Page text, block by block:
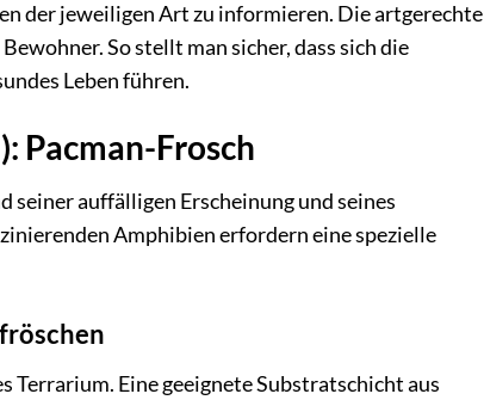
der jeweiligen Art zu informieren. Die artgerechte
So stellt man sicher, dass sich die
Leben führen.
Pacman-Frosch
seiner auffälligen Erscheinung und seines
Amphibien erfordern eine spezielle
Eine geeignete Substratschicht aus